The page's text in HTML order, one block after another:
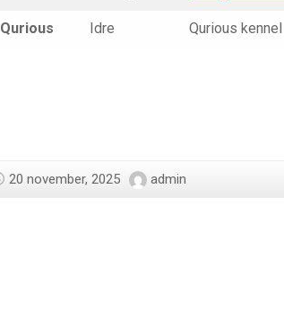
Qurious Idre Qurious kennel
20 november, 2025 admin